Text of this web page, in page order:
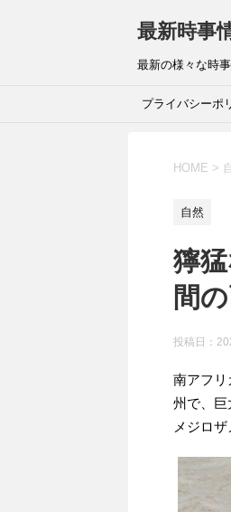
最新時事
最新の様々な時
プライバシーポ
HOME >
自然
獰
間
投稿日：
南アフリ
州で、巨
メジロ